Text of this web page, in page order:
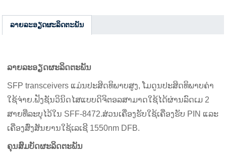
ລາຍລະອຽດຜະລິດຕະພັນ
ລາຍ​ລະ​ອຽດ​ຜະ​ລິດ​ຕະ​ພັນ
SFP transceivers ແມ່ນປະສິດທິພາບສູງ, ໂມດູນປະສິດທິພາບຄ່າ
ໃຊ້ຈ່າຍ.ຟັງຊັນວິນິດໄສແບບດິຈິຕອລສາມາດໃຊ້ໄດ້ຜ່ານລົດເມ 2
ສາຍທີ່ລະບຸໄວ້ໃນ SFF-8472.ສ່ວນເຄື່ອງຮັບໃຊ້ເຄື່ອງຮັບ PIN ແລະ
ເຄື່ອງສົ່ງສັນຍານໃຊ້ເລເຊີ 1550nm DFB.
ຄຸນສົມບັດຜະລິດຕະພັນ